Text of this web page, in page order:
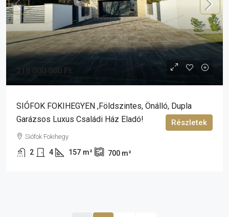
218 000 000 Ft
SIÓFOK FOKIHEGYEN ,Földszintes, Önálló, Dupla
Garázsos Luxus Családi Ház Eladó!
Siófok Fokihegy
2 4 157 m² 700 m²
Részletek